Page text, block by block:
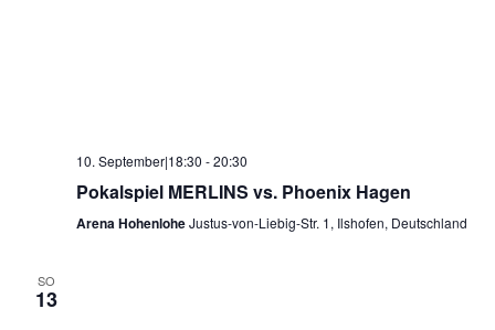
10. September|18:30 -20:30
Pokalspiel MERLINS vs. Phoenix Hagen
Arena HohenloheJustus-von-Liebig-Str. 1, Ilshofen, Deutschland
SO
13